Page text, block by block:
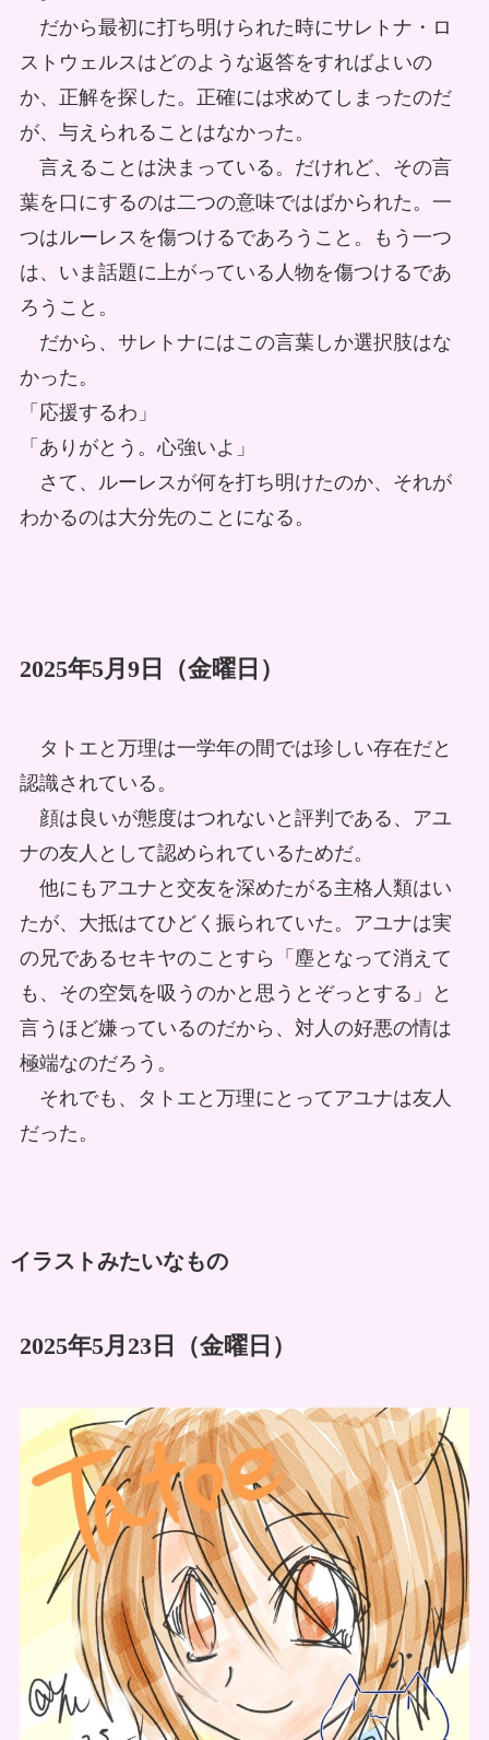
だから最初に打ち明けられた時にサレトナ・ロ
ストウェルスはどのような返答をすればよいの
か、正解を探した。正確には求めてしまったのだ
が、与えられることはなかった。
言えることは決まっている。だけれど、その言
葉を口にするのは二つの意味ではばかられた。一
つはルーレスを傷つけるであろうこと。もう一つ
は、いま話題に上がっている人物を傷つけるであ
ろうこと。
だから、サレトナにはこの言葉しか選択肢はな
かった。
「応援するわ」
「ありがとう。心強いよ」
さて、ルーレスが何を打ち明けたのか、それが
わかるのは大分先のことになる。
2025年5月9日（金曜日）
タトエと万理は一学年の間では珍しい存在だと
認識されている。
顔は良いが態度はつれないと評判である、アユ
ナの友人として認められているためだ。
他にもアユナと交友を深めたがる主格人類はい
たが、大抵はてひどく振られていた。アユナは実
の兄であるセキヤのことすら「塵となって消えて
も、その空気を吸うのかと思うとぞっとする」と
言うほど嫌っているのだから、対人の好悪の情は
極端なのだろう。
それでも、タトエと万理にとってアユナは友人
だった。
イラストみたいなもの
2025年5月23日（金曜日）